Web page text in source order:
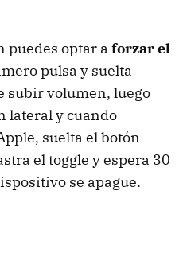
puedes optar a forzar el
pulsa y suelta
subir volumen, luego
lateral y cuando
suelta el botón
el toggle y espera 30
se apague.